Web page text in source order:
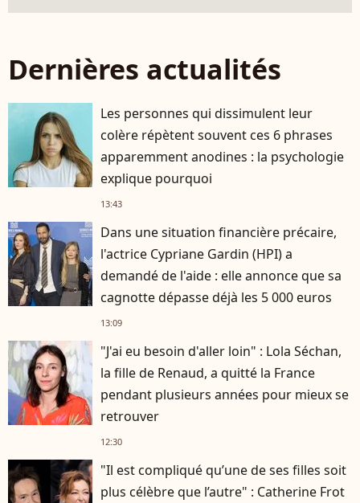
Dernières actualités
Les personnes qui dissimulent leur
colère répètent souvent ces 6 phrases
apparemment anodines : la psychologie
explique pourquoi
13:43
Dans une situation financière précaire,
l'actrice Cypriane Gardin (HPI) a
demandé de l'aide : elle annonce que sa
cagnotte dépasse déjà les 5 000 euros
13:09
"J'ai eu besoin d'aller loin" : Lola Séchan,
la fille de Renaud, a quitté la France
pendant plusieurs années pour mieux se
retrouver
12:30
"Il est compliqué qu’une de ses filles soit
plus célèbre que l’autre" : Catherine Frot